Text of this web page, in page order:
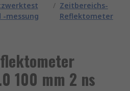
-messung
/ Zeitbereichs-
Reflektometer
100 mm 2 ns